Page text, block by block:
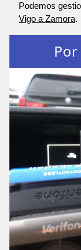
Podemos
Vigo a Zamora.